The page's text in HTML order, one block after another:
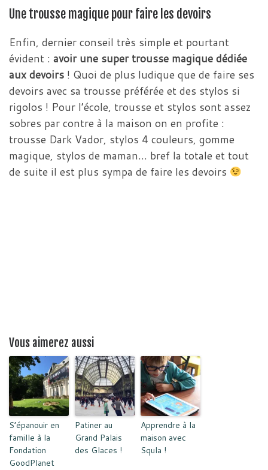
Une trousse magique pour faire les devoirs
Enfin, dernier conseil très simple et pourtant
évident : avoir une super trousse magique dédiée
aux devoirs ! Quoi de plus ludique que de faire ses
devoirs avec sa trousse préférée et des stylos si
rigolos ! Pour l’école, trousse et stylos sont assez
sobres par contre à la maison on en profite :
trousse Dark Vador, stylos 4 couleurs, gomme
magique, stylos de maman… bref la totale et tout
de suite il est plus sympa de faire les devoirs
Vous aimerez aussi
S’épanouir en
famille à la
Fondation
GoodPlanet
Patiner au
Grand Palais
des Glaces !
Apprendre à la
maison avec
Squla !